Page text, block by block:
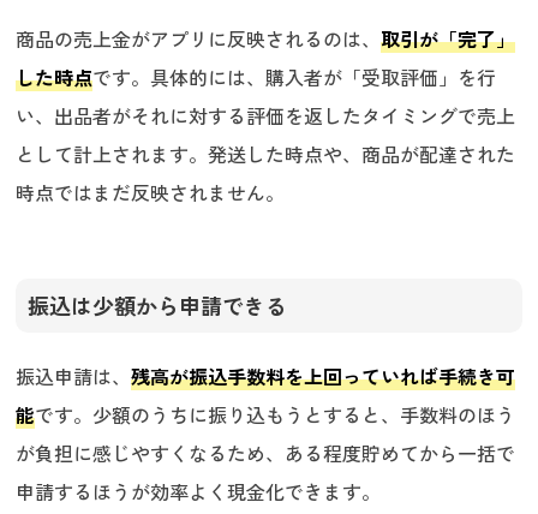
商品の売上金がアプリに反映されるのは、取引が「完了」
した時点です。具体的には、購入者が「受取評価」を行
い、出品者がそれに対する評価を返したタイミングで売上
として計上されます。発送した時点や、商品が配達された
時点ではまだ反映されません。
振込は少額から申請できる
振込申請は、残高が振込手数料を上回っていれば手続き可
能です。少額のうちに振り込もうとすると、手数料のほう
が負担に感じやすくなるため、ある程度貯めてから一括で
申請するほうが効率よく現金化できます。